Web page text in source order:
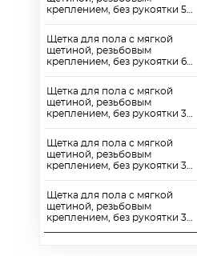
креплением, без рукоятки 50
Щетка для пола с мягкой
щетиной, резьбовым
креплением, без рукоятки 60
Щетка для пола с мягкой
щетиной, резьбовым
креплением, без рукоятки 30
Щетка для пола с мягкой
щетиной, резьбовым
креплением, без рукоятки 30
Щетка для пола с мягкой
щетиной, резьбовым
креплением, без рукоятки 30